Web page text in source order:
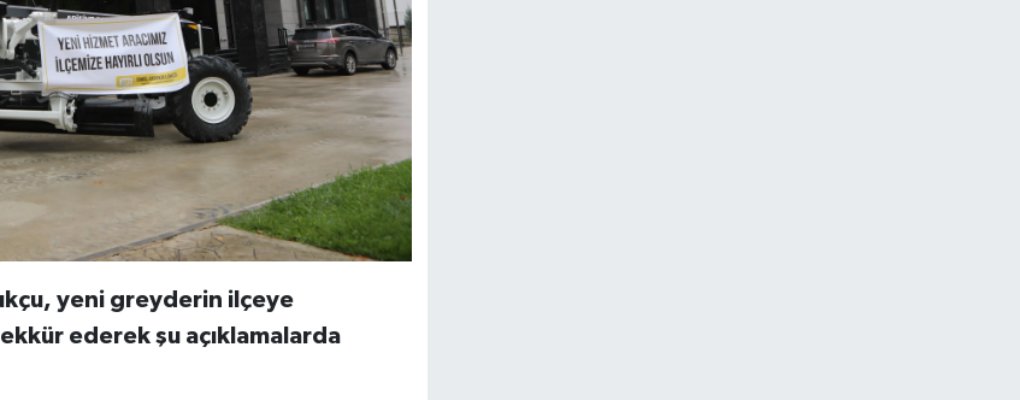
yeni greyderin ilçeye
ederek şu açıklamalarda